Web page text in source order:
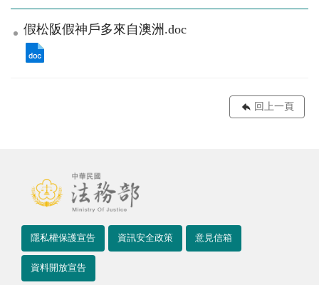
假松阪假神戶多來自澳洲.doc
回上一頁
隱私權保護宣告 資訊安全政策 意見信箱
資料開放宣告